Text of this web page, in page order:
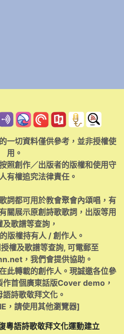
一切資料僅供參考，並非授權使
用。
照創作／出版者的版權和使用守
有權追究法律責任。
詞都可用於教會聚會內頌唱，有
關展示原創詩歌歌詞，出版等用
歌譜等查詢，
版權持有人 / 創作人。
權及歌譜等查詢, 可電郵至
，我們會提供協助。
此轉載的創作人。現誠邀各位參
作首個廣東話版Cover demo，
詩歌敬拜文化。
，請使用其他瀏覽器]
粵語詩歌敬拜文化運動建立